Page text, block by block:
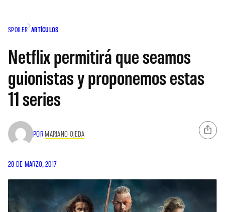
SPOILER ARTÍCULOS
Netflix permitirá que seamos
guionistas y proponemos estas
11 series
POR MARIANO OJEDA
28 DE MARZO, 2017